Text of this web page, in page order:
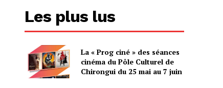
Les plus lus
La « Prog ciné » des séances
cinéma du Pôle Culturel de
Chirongui du 25 mai au 7 juin